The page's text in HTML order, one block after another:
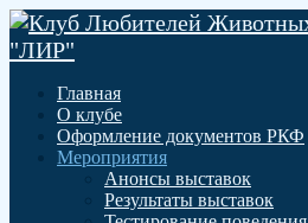
Главная
О клубе
Оформление документов РКФ
Мероприятия
Анонсы выставок
Результаты выставок